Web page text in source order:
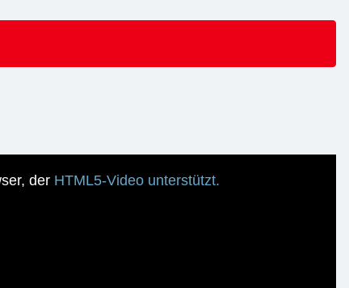
der HTML5-Video unterstützt.